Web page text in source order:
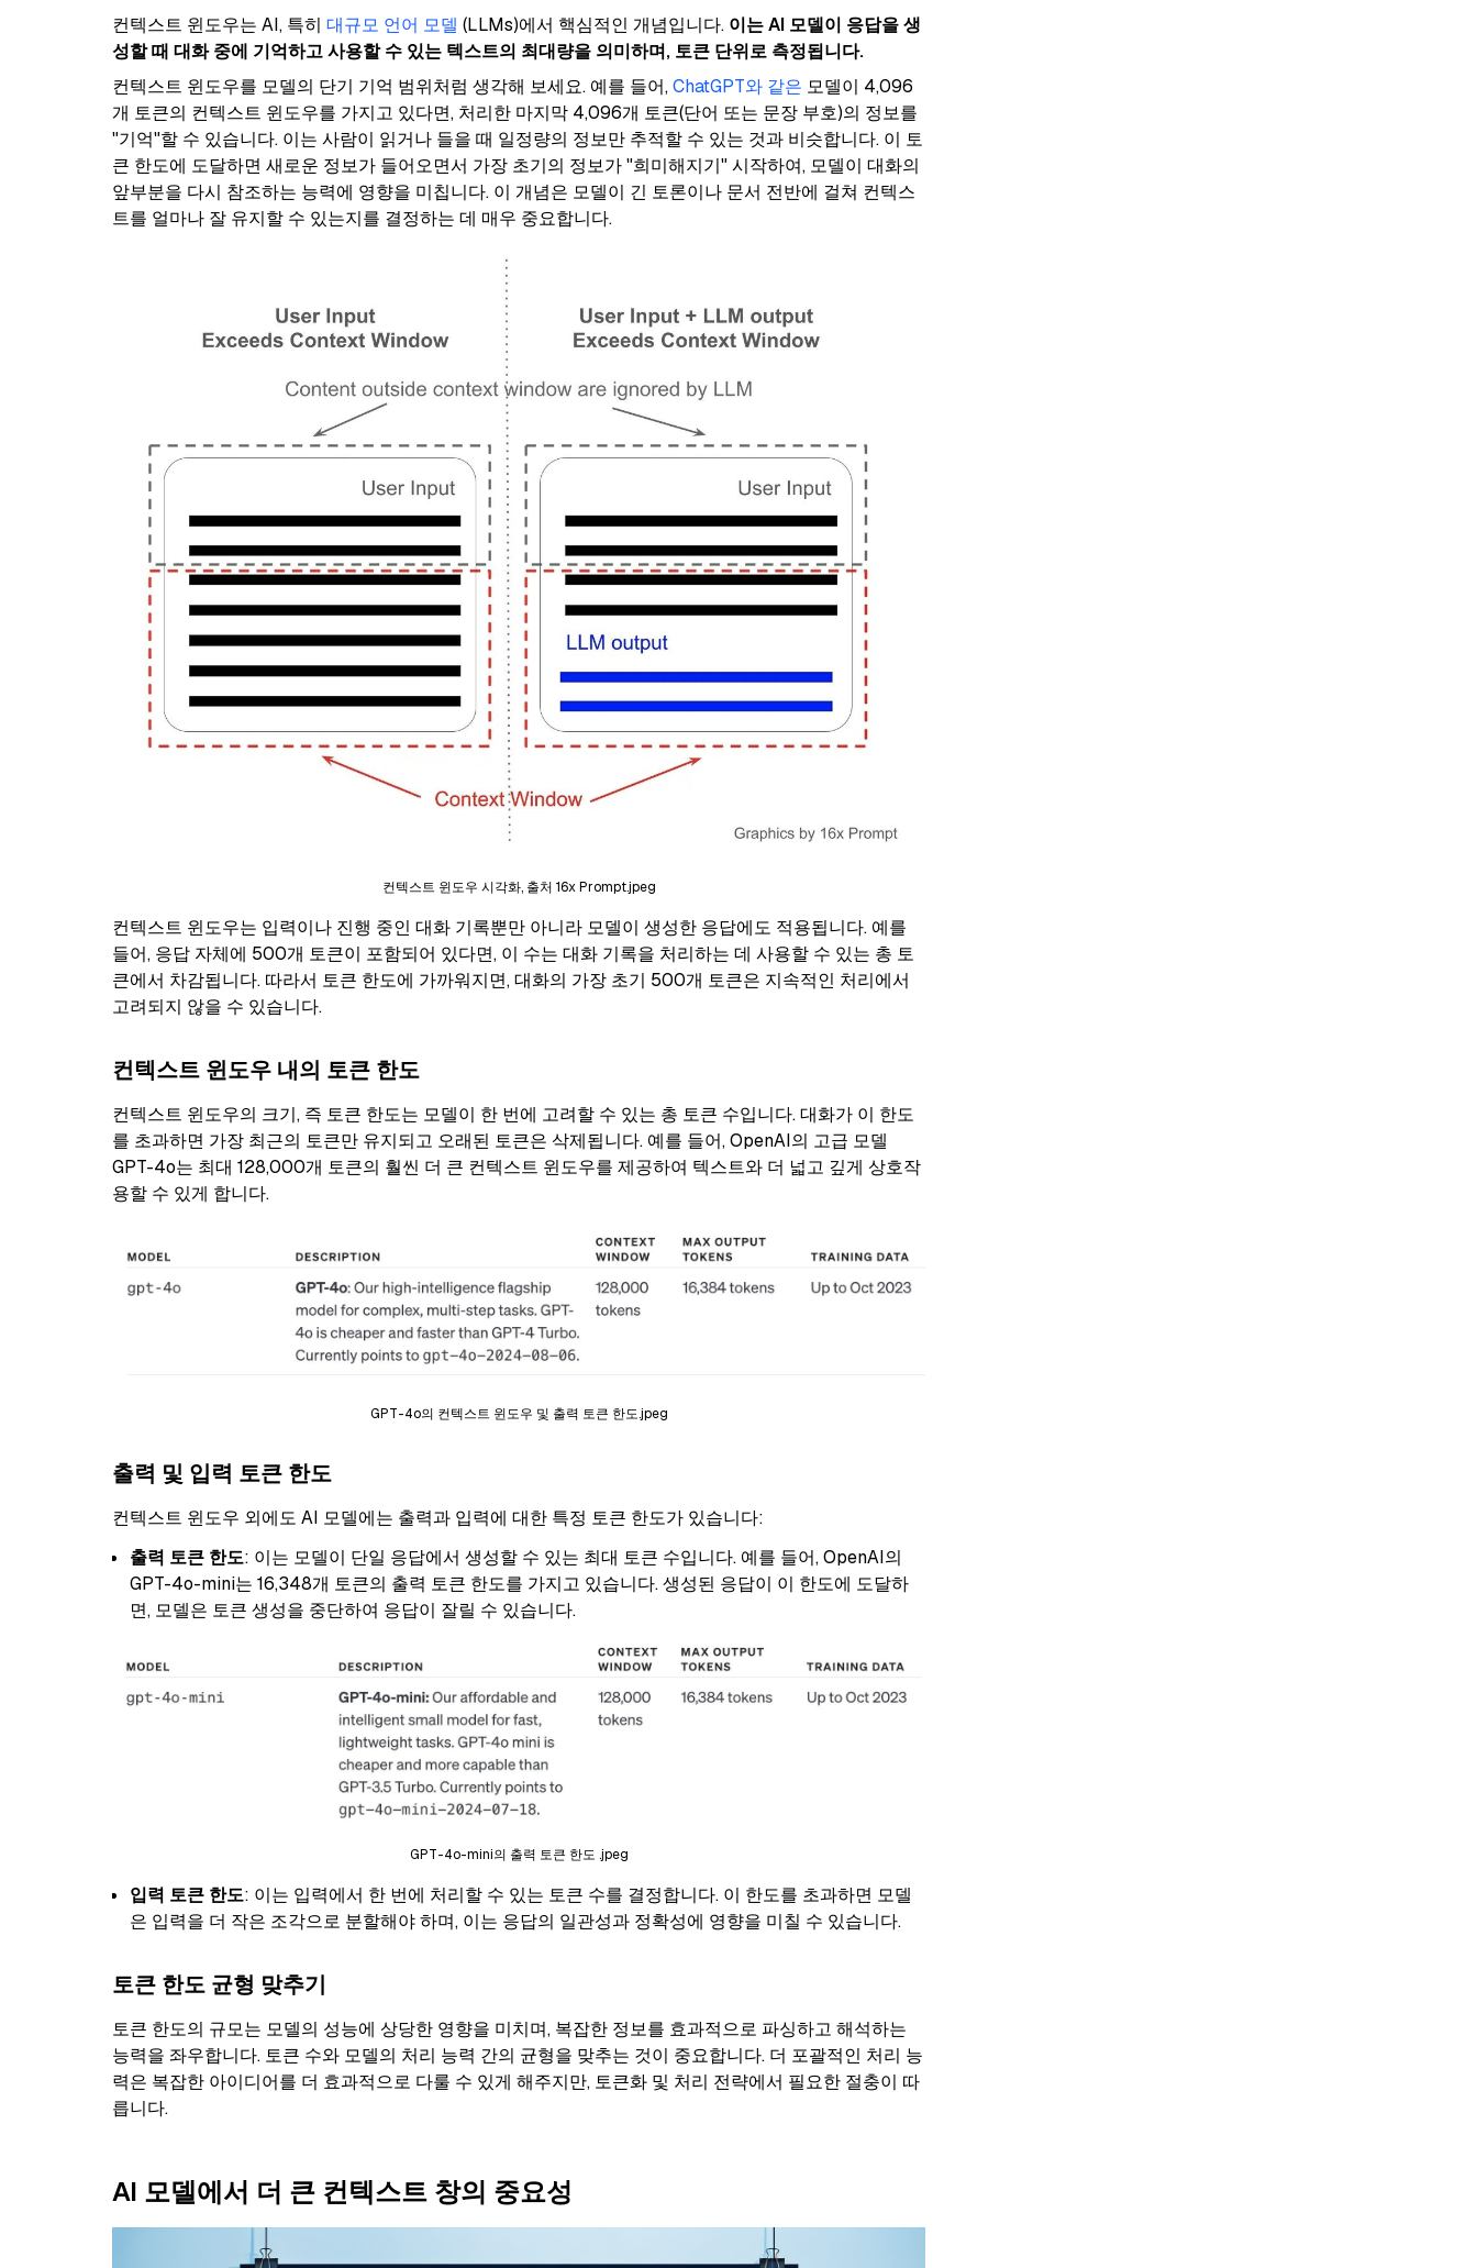
컨텍스트 윈도우는 AI, 특히 대규모 언어 모델 (LLMs)에서 핵심적인 개념입니다. 이는 AI 모델이 응답을 생
성할 때 대화 중에 기억하고 사용할 수 있는 텍스트의 최대량을 의미하며, 토큰 단위로 측정됩니다.
컨텍스트 윈도우를 모델의 단기 기억 범위처럼 생각해 보세요. 예를 들어,ChatGPT와 같은 모델이 4,096
개 토큰의 컨텍스트 윈도우를 가지고 있다면, 처리한 마지막 4,096개 토큰(단어 또는 문장 부호)의 정보를
"기억"할 수 있습니다. 이는 사람이 읽거나 들을 때 일정량의 정보만 추적할 수 있는 것과 비슷합니다. 이 토
큰 한도에 도달하면 새로운 정보가 들어오면서 가장 초기의 정보가 "희미해지기" 시작하여, 모델이 대화의
앞부분을 다시 참조하는 능력에 영향을 미칩니다. 이 개념은 모델이 긴 토론이나 문서 전반에 걸쳐 컨텍스
트를 얼마나 잘 유지할 수 있는지를 결정하는 데 매우 중요합니다.
컨텍스트 윈도우 시각화, 출처 16x Prompt.jpeg
컨텍스트 윈도우는 입력이나 진행 중인 대화 기록뿐만 아니라 모델이 생성한 응답에도 적용됩니다. 예를
들어, 응답 자체에 500개 토큰이 포함되어 있다면, 이 수는 대화 기록을 처리하는 데 사용할 수 있는 총 토
큰에서 차감됩니다. 따라서 토큰 한도에 가까워지면, 대화의 가장 초기 500개 토큰은 지속적인 처리에서
고려되지 않을 수 있습니다.
컨텍스트 윈도우 내의 토큰 한도
컨텍스트 윈도우의 크기, 즉 토큰 한도는 모델이 한 번에 고려할 수 있는 총 토큰 수입니다. 대화가 이 한도
를 초과하면 가장 최근의 토큰만 유지되고 오래된 토큰은 삭제됩니다. 예를 들어, OpenAI의 고급 모델
GPT-4o는 최대 128,000개 토큰의 훨씬 더 큰 컨텍스트 윈도우를 제공하여 텍스트와 더 넓고 깊게 상호작
용할 수 있게 합니다.
GPT-4o의 컨텍스트 윈도우 및 출력 토큰 한도.jpeg
출력 및 입력 토큰 한도
컨텍스트 윈도우 외에도 AI 모델에는 출력과 입력에 대한 특정 토큰 한도가 있습니다:
출력 토큰 한도: 이는 모델이 단일 응답에서 생성할 수 있는 최대 토큰 수입니다. 예를 들어, OpenAI의
GPT-4o-mini는 16,348개 토큰의 출력 토큰 한도를 가지고 있습니다. 생성된 응답이 이 한도에 도달하
면, 모델은 토큰 생성을 중단하여 응답이 잘릴 수 있습니다.
GPT-4o-mini의 출력 토큰 한도 .jpeg
입력 토큰 한도: 이는 입력에서 한 번에 처리할 수 있는 토큰 수를 결정합니다. 이 한도를 초과하면 모델
은 입력을 더 작은 조각으로 분할해야 하며, 이는 응답의 일관성과 정확성에 영향을 미칠 수 있습니다.
토큰 한도 균형 맞추기
토큰 한도의 규모는 모델의 성능에 상당한 영향을 미치며, 복잡한 정보를 효과적으로 파싱하고 해석하는
능력을 좌우합니다. 토큰 수와 모델의 처리 능력 간의 균형을 맞추는 것이 중요합니다. 더 포괄적인 처리 능
력은 복잡한 아이디어를 더 효과적으로 다룰 수 있게 해주지만, 토큰화 및 처리 전략에서 필요한 절충이 따
릅니다.
AI 모델에서 더 큰 컨텍스트 창의 중요성